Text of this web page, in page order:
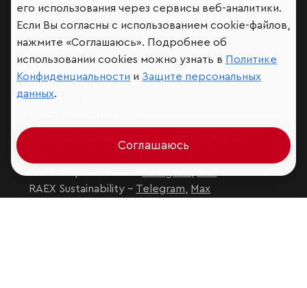
Аналитика
Контактная информация
Подписаться на рассылку
Обратная связь
RAEX Sustainability – Telegram Max
его использования через сервисы веб-аналитики.
Если Вы согласны с использованием cookie-файлов,
нажмите «Соглашаюсь». Подробнее об
использовании cookies можно узнать в Политике
Конфиденциальности и Защите персональных
данных.
Соглашаюсь